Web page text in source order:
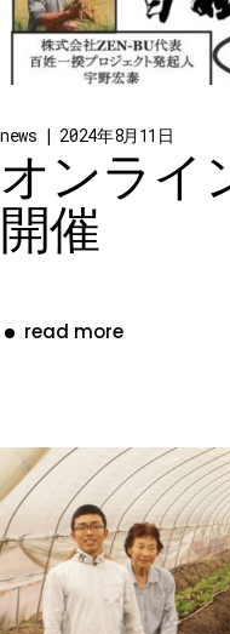
news 2024年8月11日
オンライ
開催
read more